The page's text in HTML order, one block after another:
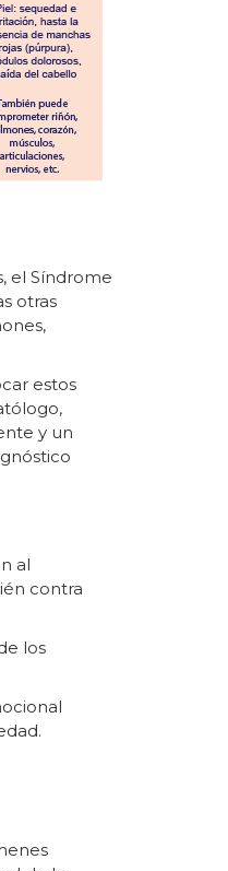
el Síndrome
otras
estos
y un
al
contra
los